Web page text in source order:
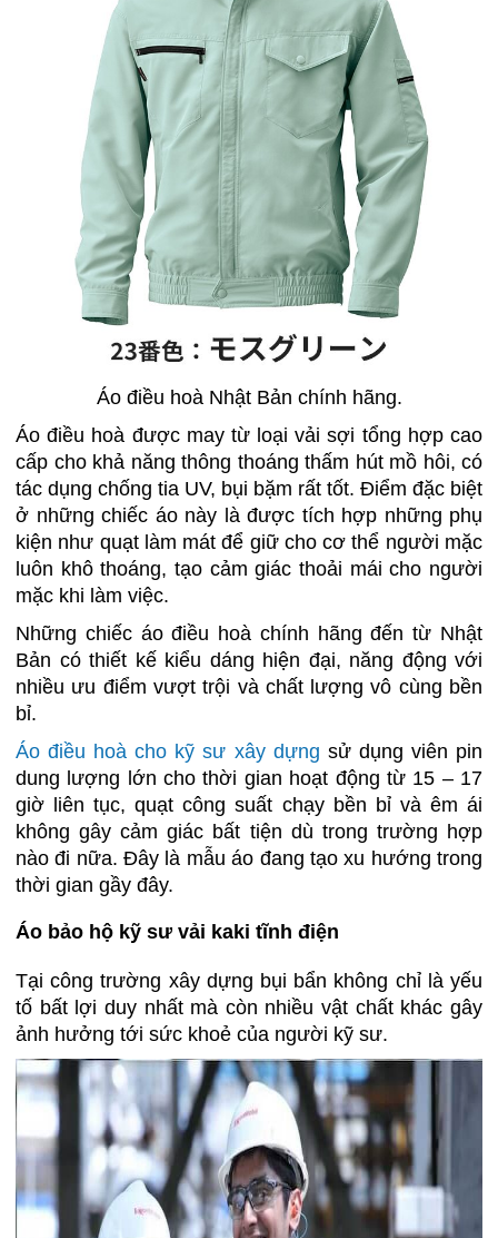
Áo điều hoà Nhật Bản chính hãng.
Áo điều hoà được may từ loại vải sợi tổng hợp cao
cấp cho khả năng thông thoáng thấm hút mồ hôi, có
tác dụng chống tia UV, bụi bặm rất tốt. Điểm đặc biệt
ở những chiếc áo này là được tích hợp những phụ
kiện như quạt làm mát để giữ cho cơ thể người mặc
luôn khô thoáng, tạo cảm giác thoải mái cho người
mặc khi làm việc.
Những chiếc áo điều hoà chính hãng đến từ Nhật
Bản có thiết kế kiểu dáng hiện đại, năng động với
nhiều ưu điểm vượt trội và chất lượng vô cùng bền
bỉ.
Áo điều hoà cho kỹ sư xây dựng sử dụng viên pin
dung lượng lớn cho thời gian hoạt động từ 15 – 17
giờ liên tục, quạt công suất chạy bền bỉ và êm ái
không gây cảm giác bất tiện dù trong trường hợp
nào đi nữa. Đây là mẫu áo đang tạo xu hướng trong
thời gian gầy đây.
Áo bảo hộ kỹ sư vải kaki tĩnh điện
Tại công trường xây dựng bụi bẩn không chỉ là yếu
tố bất lợi duy nhất mà còn nhiều vật chất khác gây
ảnh hưởng tới sức khoẻ của người kỹ sư.